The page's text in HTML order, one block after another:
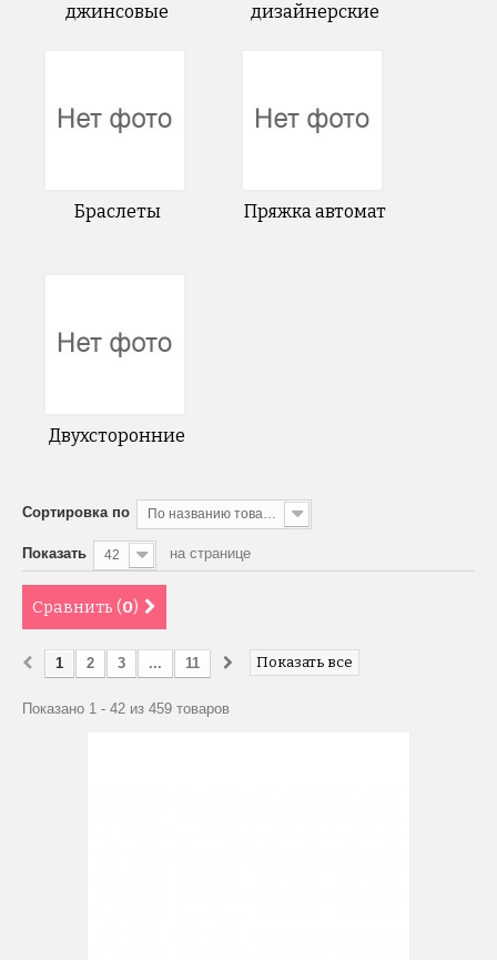
джинсовые
дизайнерские
Браслеты Пряжка автомат
Двухсторонние
Сортировка по По названию товара, от А до Я
Показать 42 на странице
Сравнить (0)
Показать все
1 2 3 ... 11
Показано 1 - 42 из 459 товаров